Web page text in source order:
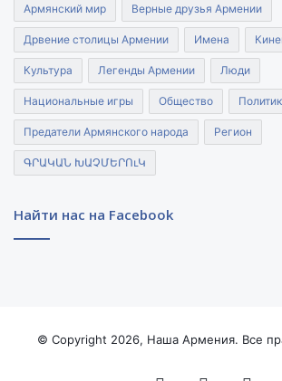
Армянский мир Верные друзья Армении
Дрвение столицы Армении Имена
Культура Легенды Армении Люди
Национальные игры Общество
Предатели Армянского народа Регион
ԳՐԱԿԱՆ ԽԱՉՄԵՐՈւԿ
Найти нас на Facebook
© Copyright 2026, Наша Армения. Все